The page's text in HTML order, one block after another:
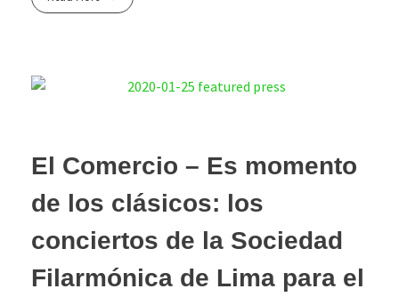
El Comercio – Es momento
de los clásicos: los
conciertos de la Sociedad
Filarmónica de Lima para el